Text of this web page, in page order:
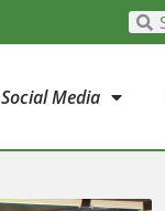
Social Media